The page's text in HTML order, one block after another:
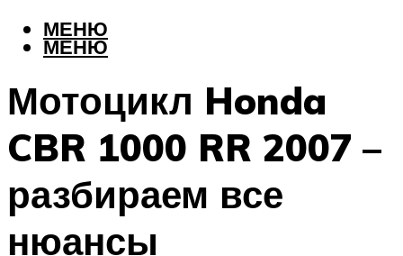
МЕНЮ
МЕНЮ
Мотоцикл Honda
CBR 1000 RR 2007 –
разбираем все
нюансы